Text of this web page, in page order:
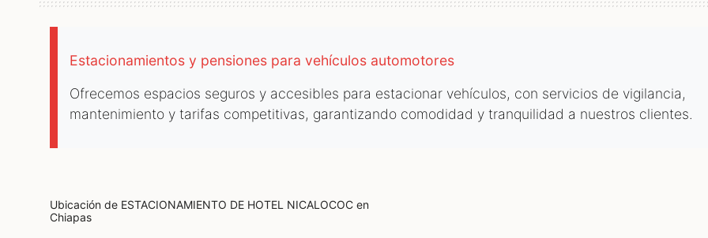
Estacionamientos y pensiones para vehículos automotores
Ofrecemos espacios seguros y accesibles para estacionar vehículos, con servicios de vigilancia,
mantenimiento y tarifas competitivas, garantizando comodidad y tranquilidad a nuestros clientes.
Ubicación de ESTACIONAMIENTO DE HOTEL NICALOCOC en
Chiapas